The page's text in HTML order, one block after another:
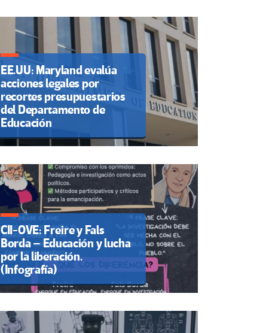
EE.UU: Maryland evalúa
acciones legales por
recortes presupuestarios
del Departamento de
Educación
CII-OVE: Freire y Fals
Borda – Educación y lucha
por la liberación.
(Infografía)